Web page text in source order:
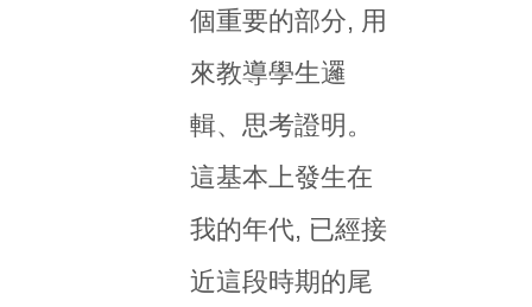
個重要的部分, 用
來教導學生邏
輯、思考證明。
這基本上發生在
我的年代, 已經接
近這段時期的尾